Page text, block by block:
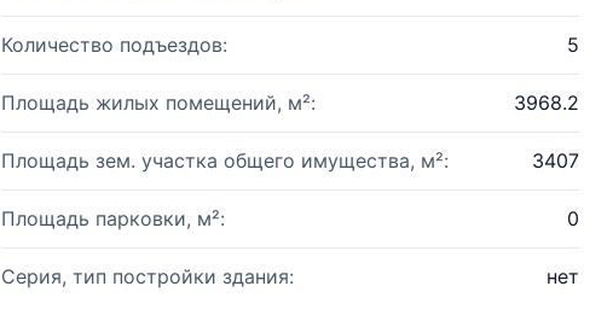
Количество подъездов: 5
Площадь жилых помещений, м²: 3968.2
Площадь зем. участка общего имущества, м²: 3407
Площадь парковки, м²: 0
Серия, тип постройки здания: нет